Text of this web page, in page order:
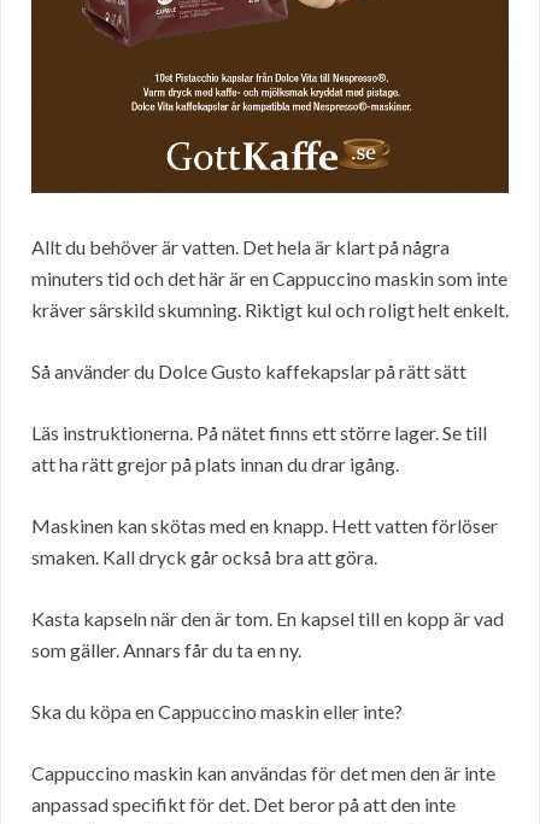
Allt du behöver är vatten. Det hela är klart på några
minuters tid och det här är en Cappuccino maskin som inte
kräver särskild skumning. Riktigt kul och roligt helt enkelt.
Så använder du Dolce Gusto kaffekapslar på rätt sätt
Läs instruktionerna. På nätet finns ett större lager. Se till
att ha rätt grejor på plats innan du drar igång.
Maskinen kan skötas med en knapp. Hett vatten förlöser
smaken. Kall dryck går också bra att göra.
Kasta kapseln när den är tom. En kapsel till en kopp är vad
som gäller. Annars får du ta en ny.
Ska du köpa en Cappuccino maskin eller inte?
Cappuccino maskin kan användas för det men den är inte
anpassad specifikt för det. Det beror på att den inte